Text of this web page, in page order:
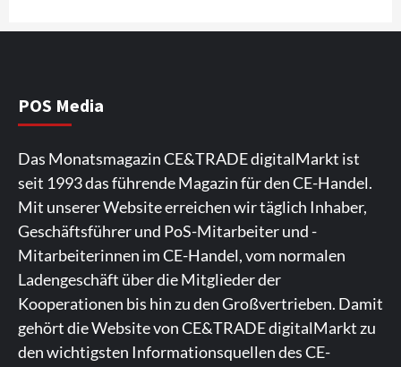
5
6
CHERRY baut Vertriebsteam in
strategisch wichtigen Märkten aus
7
Smart Living Top Story
Verbraucher setzen immer mehr auf
Klimageräte und Ventilatoren
POS Media
Das Monatsmagazin CE&TRADE digitalMarkt ist
seit 1993 das führende Magazin für den CE-Handel.
Mit unserer Website erreichen wir täglich Inhaber,
Geschäftsführer und PoS-Mitarbeiter und -
Mitarbeiterinnen im CE-Handel, vom normalen
Ladengeschäft über die Mitglieder der
Kooperationen bis hin zu den Großvertrieben. Damit
gehört die Website von CE&TRADE digitalMarkt zu
den wichtigsten Informationsquellen des CE-